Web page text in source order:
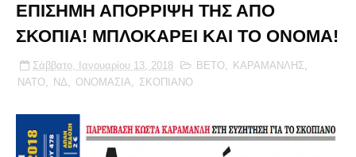
ΕΠΙΣΗΜΗ ΑΠΟΡΡΙΨΗ ΤΗΣ ΑΠΟ
ΣΚΟΠΙΑ! ΜΠΛΟΚΑΡΕΙ ΚΑΙ ΤΟ ΟΝΟΜΑ!
Σάββατο, Ιανουαρίου 13, 2018 ΒΕΤΟ, ΚΑΡΑΜΑΝΛΗΣ,
ΝΑΤΟ, ΝΔ, ΟΝΟΜΑΣΙΑ, ΣΚΟΠΙΑΝΟ